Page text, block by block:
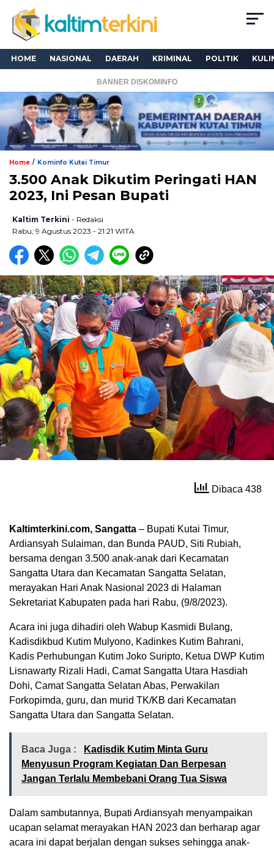
HOME NASIONAL DAERAH KRIMINAL POLITIK
BANNER DISKOMINFO
Home / Kominfo Kutai Timur
3.500 Anak Dikutim Peringati HAN
2023, Ini Pesan Bupati
Kaltim Terkini - Redaksi
Rabu, 9 Agustus 2023 - 21:21 WITA
Dibaca 438
Kaltimterkini.com, Sangatta – Bupati Kutai Timur,
Ardiansyah Sulaiman, dan Bunda PAUD, Siti Rubiah,
bersama dengan 3.500 anak-anak dari Kecamatan
Sangatta Utara dan Kecamatan Sangatta Selatan,
merayakan Hari Anak Nasional 2023 di Halaman
Sekretariat Kabupaten pada hari Rabu, (9/8/2023).
Acara ini juga dihadiri oleh Wabup Kasmidi Bulang,
Kadisdikbud Kutim Mulyono, Kadinkes Kutim Bahrani,
Kadis Perhubungan Kutim Joko Suripto, Ketua DWP Kutim
Lisnawarty Rizali Hadi, Camat Sangatta Utara Hasdiah
Dohi, Camat Sangatta Selatan Abas, Perwakilan
Forkopimda, guru, dan murid TK/KB dari Kecamatan
Sangatta Utara dan Sangatta Selatan.
Baca Juga :
Kadisdik Kutim Minta Guru
Menyusun Program Kegiatan Dan Berpesan
Jangan Terlalu Membebani Orang Tua Siswa
Dalam sambutannya, Bupati Ardiansyah menyampaikan
ucapan selamat merayakan HAN 2023 dan berharap agar
acara ini dapat berjalan dengan sukses sehingga anak-